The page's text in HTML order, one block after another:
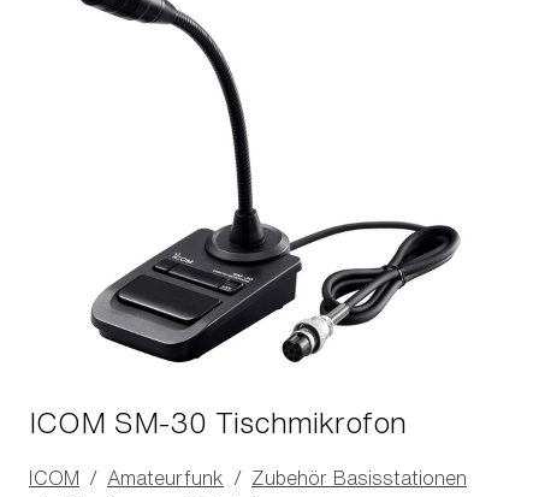
ICOM SM-30 Tischmikrofon
ICOM Amateurfunk
Zubehör Basisstationen